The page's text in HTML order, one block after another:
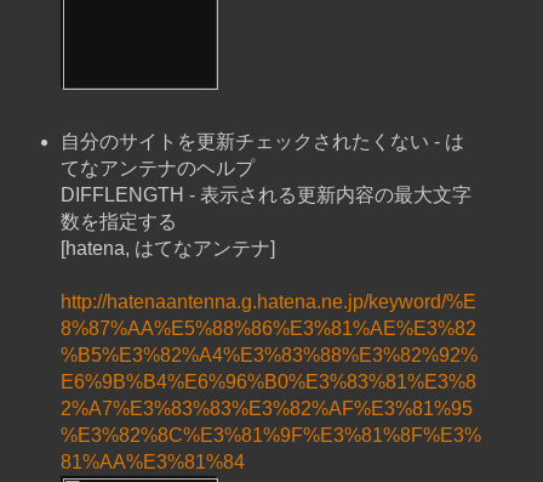
自分のサイトを更新チェックされたくない - は
てなアンテナのヘルプ
DIFFLENGTH - 表示される更新内容の最大文字
数を指定する
[hatena, はてなアンテナ]
http://hatenaantenna.g.hatena.ne.jp/keyword/%E
8%87%AA%E5%88%86%E3%81%AE%E3%82
%B5%E3%82%A4%E3%83%88%E3%82%92%
E6%9B%B4%E6%96%B0%E3%83%81%E3%8
2%A7%E3%83%83%E3%82%AF%E3%81%95
%E3%82%8C%E3%81%9F%E3%81%8F%E3%
81%AA%E3%81%84